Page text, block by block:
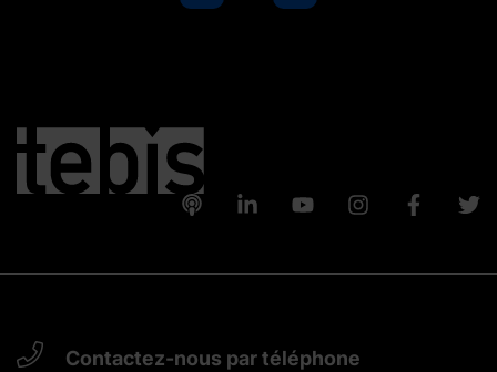
Contactez-nous par téléphone